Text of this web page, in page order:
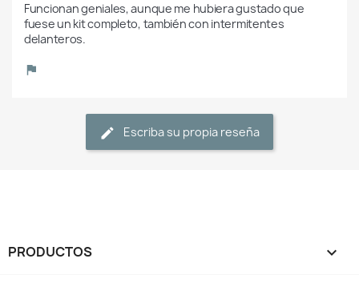
Funcionan geniales, aunque me hubiera gustado que
fuese un kit completo, también con intermitentes
delanteros.
Escriba su propia reseña
PRODUCTOS 